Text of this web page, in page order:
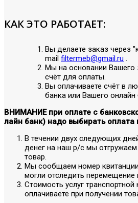
КАК ЭТО РАБОТАЕТ:
Вы делаете заказ через
mail filtermeb@gmail.ru .
Мы на основании Вашего
счёт для оплаты.
Вы оплачиваете счёт в
банка или Вашего онлайн
ВНИМАНИЕ при оплате с
лайн банк) надо выбирать оплата
В течении двух следующих
денег на наш р/с мы
товар.
Мы сообщаем номер
могли отследить перемещение
Стоимость услуг
оплачиваете при получении